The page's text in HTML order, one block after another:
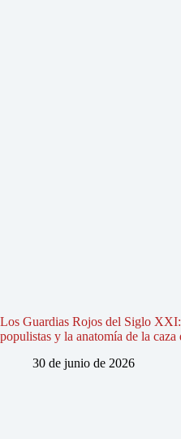
Los Guardias Rojos del Siglo XXI:
populistas y la anatomía de la
30 de junio de 2026